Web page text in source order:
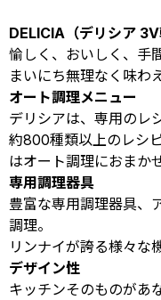
DELICIA（デリシア 3V
愉しく、おいしく、手
まいにち無理なく味わ
オート調理メニュー
デリシアは、専用のレ
約800種類以上のレシ
はオート調理におまかせ
専用調理器具
豊富な専用調理器具、
調理。
リンナイが誇る様々な
デザイン性
キッチンそのものがあ